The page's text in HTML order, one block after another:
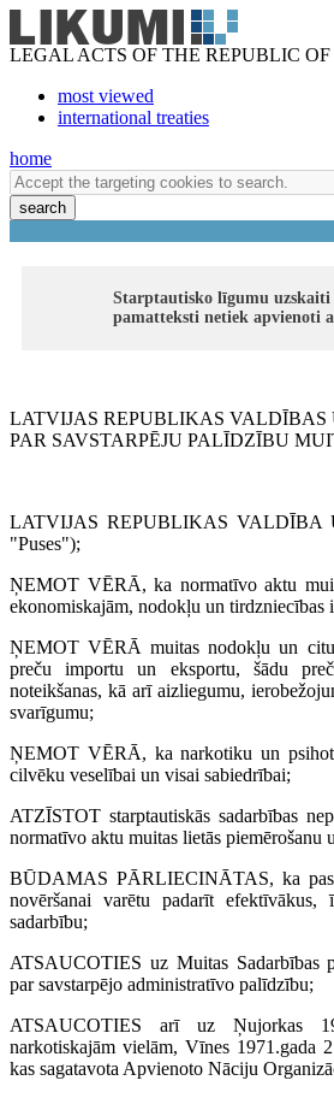
LEGAL ACTS OF THE REPUBLIC
most viewed
international treaties
home
search
Starptautisko līgumu uzskaiti
pamatteksti netiek apvienoti
LATVIJAS REPUBLIKAS
PAR SAVSTARPĒJU PALĪDZĪBU
LATVIJAS REPUBLIKAS VALDĪBA
"Puses");
ŅEMOT VĒRĀ, ka normatīvo aktu
ekonomiskajām, nodokļu un tirdzniecības
ŅEMOT VĒRĀ muitas nodokļu un citu
preču importu un eksportu, šādu
noteikšanas, kā arī aizliegumu,
svarīgumu;
ŅEMOT VĒRĀ, ka narkotiku un
cilvēku veselībai un visai sabiedrībai;
ATZĪSTOT starptautiskās sadarbības
normatīvo aktu muitas lietās piemērošanu
BŪDAMAS PĀRLIECINĀTAS, ka
novēršanai varētu padarīt
sadarbību;
ATSAUCOTIES uz Muitas Sadarbības
par savstarpējo administratīvo palīdzību;
ATSAUCOTIES arī uz Ņujorkas
narkotiskajām vielām, Vīnes 1971.gada
kas sagatavota Apvienoto Nāciju